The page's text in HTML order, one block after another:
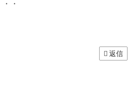
・
返信